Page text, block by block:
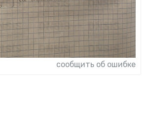
сообщить об ошибке